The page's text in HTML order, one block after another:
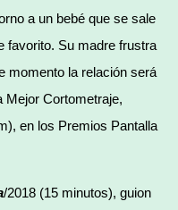
a un bebé que se sale
favorito. Su madre frustra
momento la relación será
Mejor Cortometraje,
en los Premios Pantalla
/2018 (15 minutos), guion